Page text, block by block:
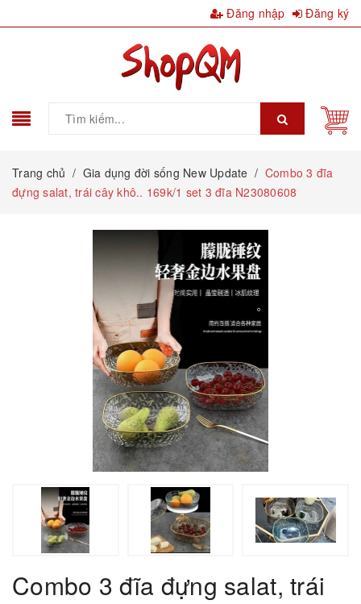
Đăng nhập Đăng ký
Trang chủ / Gia dụng đời sống New Update / Combo 3 đĩa
đựng salat, trái cây khô.. 169k/1 set 3 đĩa N23080608
Combo 3 đĩa đựng salat, trái